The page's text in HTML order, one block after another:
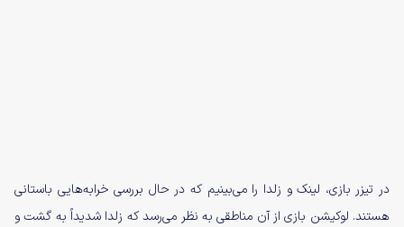
در تیزر بازی، لینک و زلدا را می‌بینیم که در حال بررسی خرابه‌هایی باستانی
هستند. لوکیشن بازی از آن مناطقی به نظر می‌رسد که زلدا شدیداً به گشت و